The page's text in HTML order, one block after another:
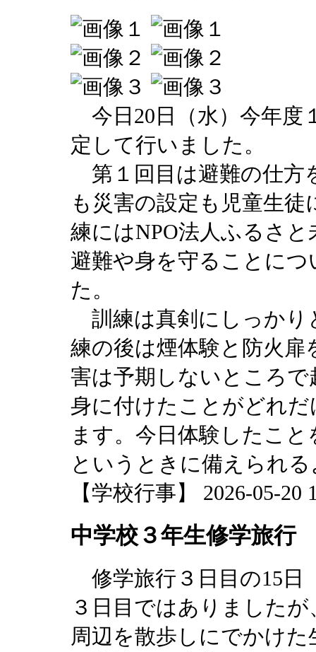
今日20日（水）今年度
定して行いました。
第１回目は避難の仕方
も災害の設定も児童生
練にはNPO法人ふるさ
避難や身を守ることに
た。
訓練は真剣にしっかり
練の後は煙体験と防火
害は予期しないところ
身に付けたことがどれ
ます。今日体験したこ
というときに備えられ
【学校行事】 2026-05-20
中学校３年生修学旅行
修学旅行３日目の15日
３日目ではありました
周辺を散歩しにでかけ